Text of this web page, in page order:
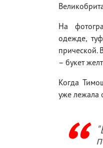
На
одежде,
прической.
– букет
Когда
уже лежала